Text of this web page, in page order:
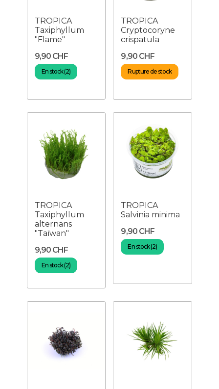
TROPICA
Taxiphyllum
"Flame"
9,90 CHF
En stock (2)
TROPICA
Cryptocoryne
crispatula
9,90 CHF
Rupture de stock
TROPICA
Taxiphyllum
alternans
"Taïwan"
9,90 CHF
En stock (2)
TROPICA
Salvinia minima
9,90 CHF
En stock (2)